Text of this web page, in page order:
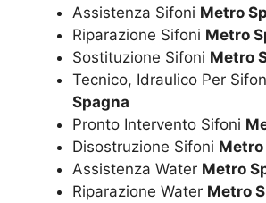
Assistenza Sifoni Metro
Riparazione Sifoni Metro
Sostituzione Sifoni Metro
Tecnico, Idraulico Per
Spagna
Pronto Intervento Sifoni
Disostruzione Sifoni Metro
Assistenza Water Metro
Riparazione Water Metro